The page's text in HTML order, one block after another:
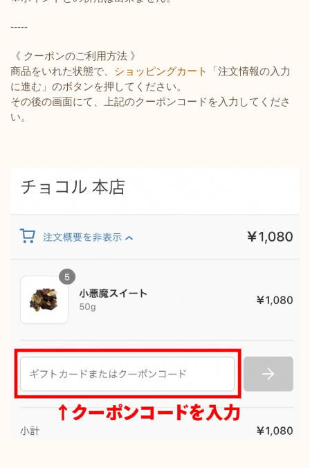
-----
《 クーポンのご利用方法 》
商品をいれた状態で、 ショッピングカート
「注文情報の入力
に進む」のボタンを押してください。
その後の画面にて、上記のクーポンコードを入力してくださ
い。